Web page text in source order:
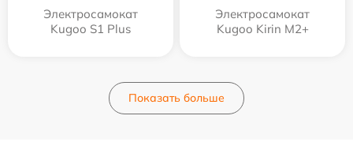
Электросамокат
Kugoo S1 Plus
Электросамокат
Kugoo Kirin M2+
Показать больше